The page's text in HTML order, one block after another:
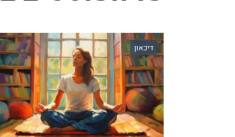
דיכאון